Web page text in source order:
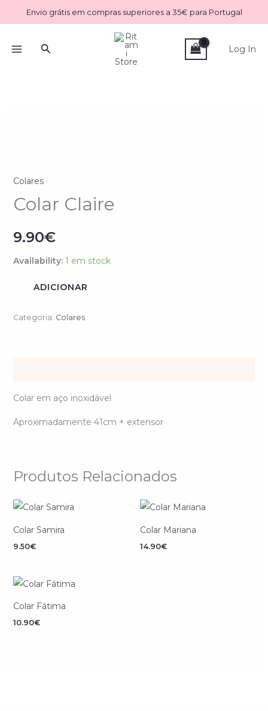
to
Envio grátis em compras superiores a 35€ para Portugal
Search Log In
Colares
Colar Claire
9.90€
Availability: 1 em stock
ADICIONAR
Categoria: Colares
Colar em aço inoxidável
Aproximadamente 41cm + extensor
Produtos Relacionados
Colar Samira
9.50€
Colar Mariana
14.90€
Colar Fátima
10.90€